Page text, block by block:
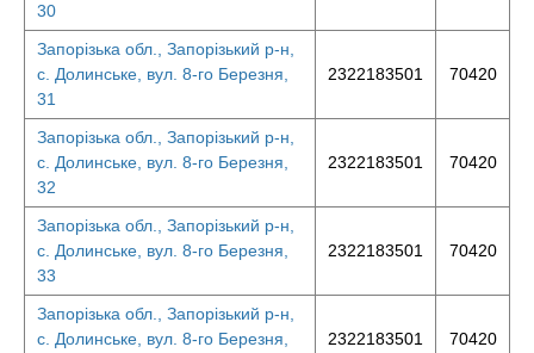
30
Запорізька обл., Запорізький р-н,
с. Долинське, вул. 8-го Березня,
31
2322183501 70420
Запорізька обл., Запорізький р-н,
с. Долинське, вул. 8-го Березня,
32
2322183501 70420
Запорізька обл., Запорізький р-н,
с. Долинське, вул. 8-го Березня,
33
2322183501 70420
Запорізька обл., Запорізький р-н,
с. Долинське, вул. 8-го Березня,
2322183501 70420